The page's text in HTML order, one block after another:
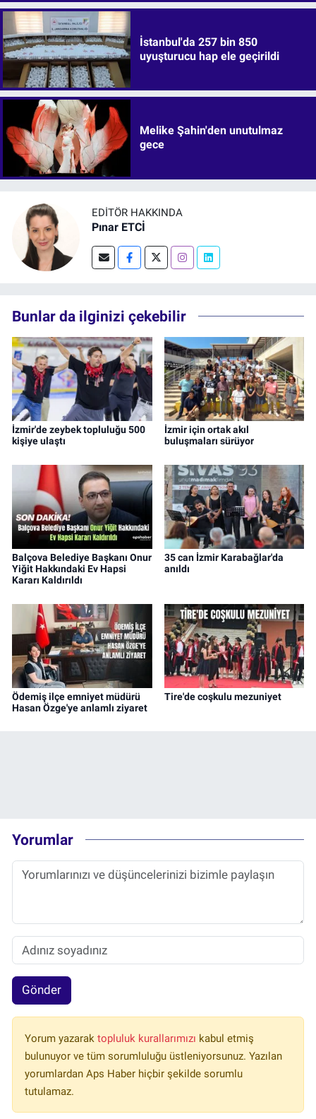
İstanbul'da 257 bin 850
uyuşturucu hap ele geçirildi
Melike Şahin'den unutulmaz
gece
EDITÖR HAKKINDA
Pınar ETCİ
Bunlar da ilginizi çekebilir
İzmir'de zeybek topluluğu 500
kişiye ulaştı
İzmir için ortak akıl
buluşmaları sürüyor
Balçova Belediye Başkanı Onur
Yiğit Hakkındaki Ev Hapsi
Kararı Kaldırıldı
35 can İzmir Karabağlar'da
anıldı
Ödemiş ilçe emniyet müdürü
Hasan Özge'ye anlamlı ziyaret
Tire'de coşkulu mezuniyet
Yorumlar
Gönder
Yorum yazarak topluluk kurallarımızı kabul etmiş
bulunuyor ve tüm sorumluluğu üstleniyorsunuz. Yazılan
yorumlardan Aps Haber hiçbir şekilde sorumlu
tutulamaz.